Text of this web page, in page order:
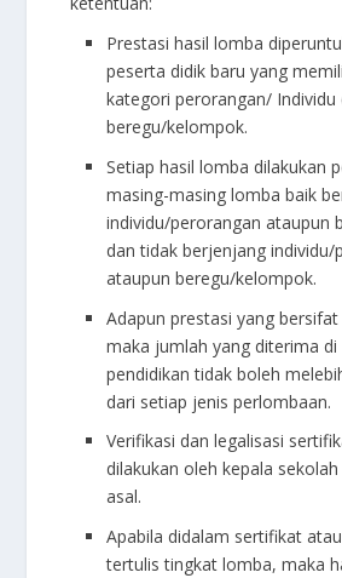
Prestasi hasil lomba
peserta didik baru yang
kategori perorangan/ Individu
beregu/kelompok.
Setiap hasil lomba dilakukan
masing-masing lomba baik
individu/perorangan ataupun
dan tidak berjenjang individu/
ataupun beregu/kelompok.
Adapun prestasi yang
maka jumlah yang diterima
pendidikan tidak boleh
dari setiap jenis perlombaan.
Verifikasi dan legalisasi
dilakukan oleh kepala
asal.
Apabila didalam sertifikat
tertulis tingkat lomba, maka